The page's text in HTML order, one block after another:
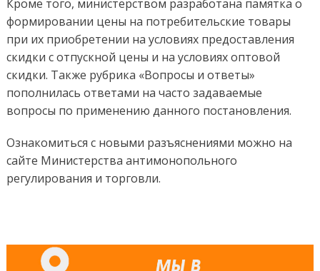
Кроме того, министерством разработана памятка о
формировании цены на потребительские товары
при их приобретении на условиях предоставления
скидки с отпускной цены и на условиях оптовой
скидки. Также рубрика «Вопросы и ответы»
пополнилась ответами на часто задаваемые
вопросы по применению данного постановления.
Ознакомиться с новыми разъяснениями можно на
сайте Министерства антимонопольного
регулирования и торговли.